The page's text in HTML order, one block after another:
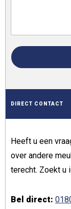
DIRECT CONTACT
Heeft u een
over andere
terecht. Zoekt u
Bel direct: